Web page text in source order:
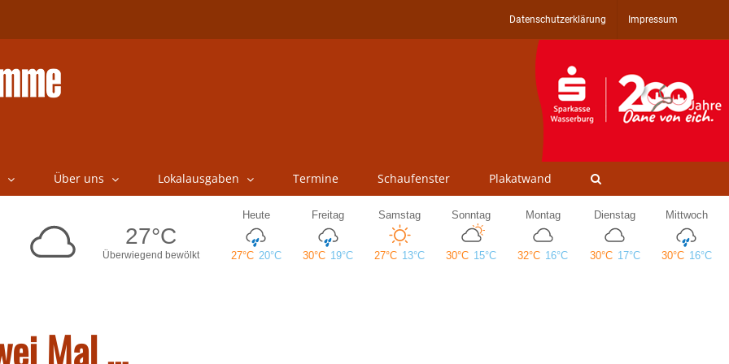
Datenschutzerklärung Impressum
Über uns Lokalausgaben Termine Schaufenster Plakatwand
Mal …